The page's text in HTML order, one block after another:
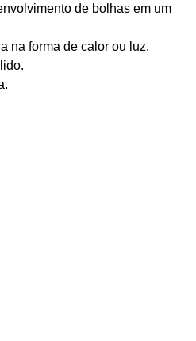
de bolhas em um
na forma de calor ou luz.